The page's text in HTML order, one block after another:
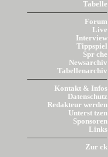
Tabelle
Forum
Live
Interview
Tippspiel
Spr che
Newsarchiv
Tabellenarchiv
Kontakt & Infos
Datenschutz
Redakteur werden
Unterst tzen
Sponsoren
Links
Zur ck